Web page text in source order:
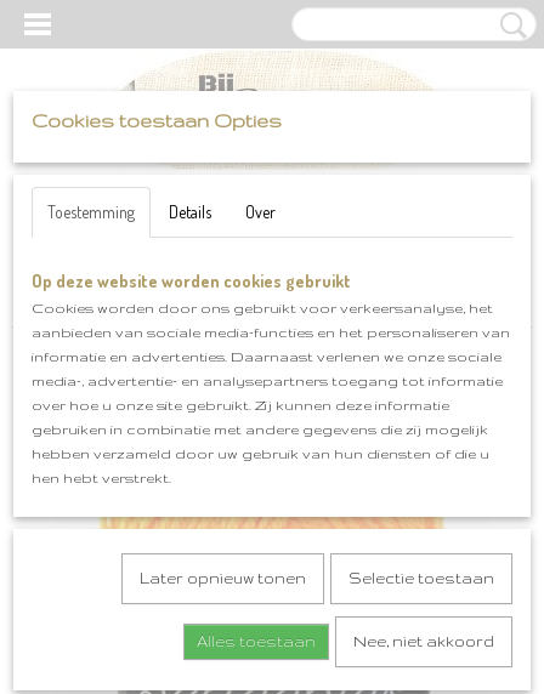
Inloggen Registreren UW WINKELWAGEN
Home >Scheepjes>Colour Crafter >Scheepjes Colour Crafter
The Haque klnr 1256
Cookies toestaan Opties
Toestemming Details Over
Op deze website worden cookies gebruikt
Cookies worden door ons gebruikt voor verkeersanalyse, het
aanbieden van sociale media-functies en het personaliseren van
informatie en advertenties. Daarnaast verlenen we onze sociale
media-, advertentie- en analysepartners toegang tot informatie
over hoe u onze site gebruikt. Zij kunnen deze informatie
gebruiken in combinatie met andere gegevens die zij mogelijk
hebben verzameld door uw gebruik van hun diensten of die u
hen hebt verstrekt.
Later opnieuw tonen Selectie toestaan
Alles toestaan Nee, niet akkoord